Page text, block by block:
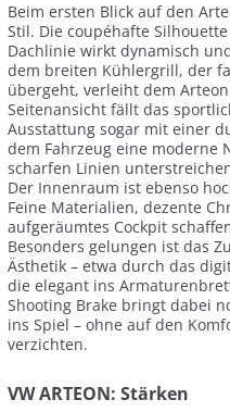
Beim ersten Blick auf den
Stil. Die coupéhafte
Dachlinie wirkt dynamisch
dem breiten Kühlergrill, der
übergeht, verleiht dem
Seitenansicht fällt das
Ausstattung sogar mit einer
dem Fahrzeug eine moderne
scharfen Linien
Der Innenraum ist ebenso
Feine Materialien, dezente
aufgeräumtes Cockpit
Besonders gelungen ist das
Ästhetik – etwa durch das
die elegant ins
Shooting Brake bringt dabei
ins Spiel – ohne auf den
verzichten.
VW ARTEON: Stärken